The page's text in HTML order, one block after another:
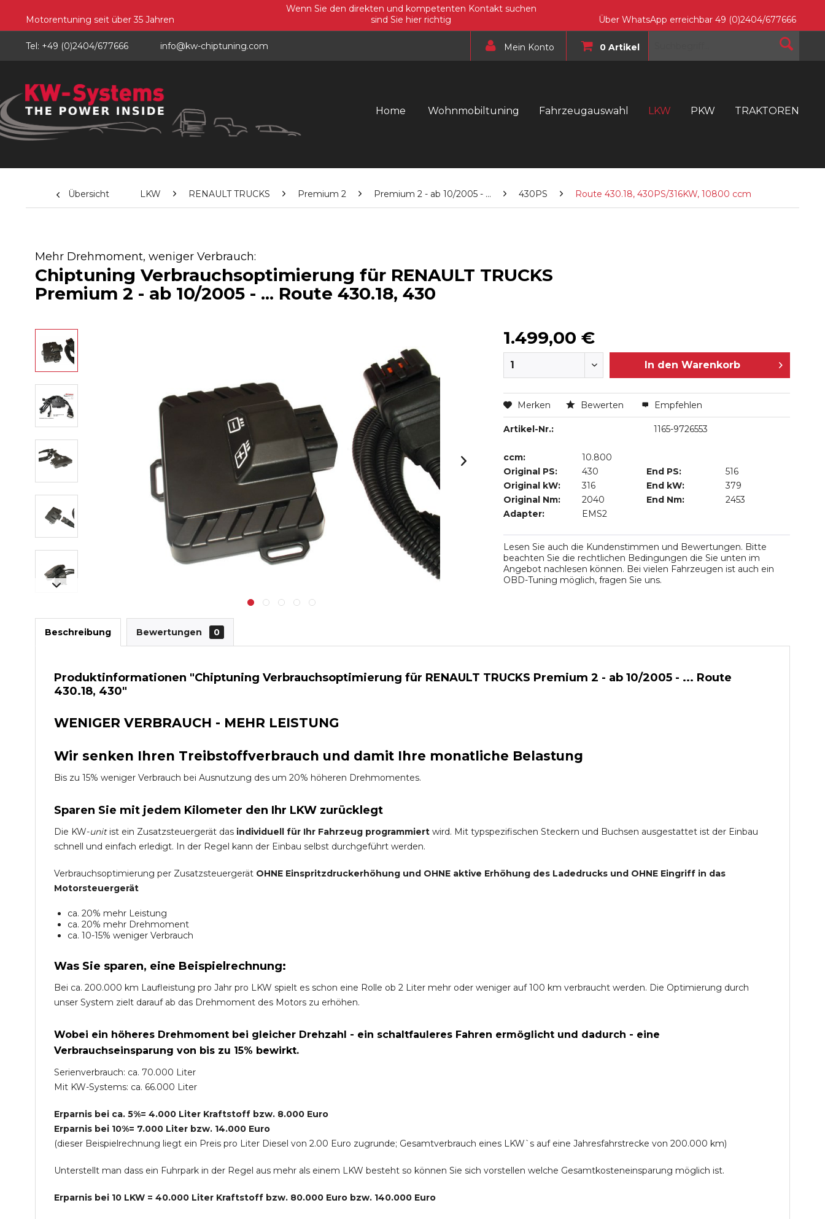
Motorentuning seit über 35 Jahren
Wenn Sie den direkten und kompetenten Kontakt suchen
sind Sie hier richtig
Über WhatsApp erreichbar 49 (0)2404/677666
Tel: +49 (0)2404/677666 info@kw-chiptuning.com Mein Konto 0 Artikel
Home Wohnmobiltuning Fahrzeugauswahl LKW PKW TRAKTOREN
Übersicht LKW RENAULT TRUCKS Premium 2 Premium 2 - ab 10/2005 - ... 430PS Route 430.18, 430PS/316KW, 10800 ccm
Mehr Drehmoment, weniger Verbrauch:
Chiptuning Verbrauchsoptimierung für RENAULT TRUCKS
Premium 2 - ab 10/2005 - ... Route 430.18, 430
1.499,00 €
In den Warenkorb
Merken Bewerten Empfehlen
Artikel-Nr.: 1165-9726553
ccm:
10.800
Original PS:
430 End PS:
516
Original kW:
316 End kW:
379
Original Nm:
2040 End Nm:
2453
Adapter:
EMS2
Lesen Sie auch die Kundenstimmen und Bewertungen. Bitte
beachten Sie die rechtlichen Bedingungen die Sie unten im
Angebot nachlesen können. Bei vielen Fahrzeugen ist auch ein
OBD-Tuning möglich, fragen Sie uns.
Beschreibung Bewertungen 0
Produktinformationen "Chiptuning Verbrauchsoptimierung für RENAULT TRUCKS Premium 2 - ab 10/2005 - ... Route
430.18, 430"
WENIGER VERBRAUCH - MEHR LEISTUNG
Wir senken Ihren Treibstoffverbrauch und damit Ihre monatliche Belastung
Bis zu 15% weniger Verbrauch bei Ausnutzung des um 20% höheren Drehmomentes.
Sparen Sie mit jedem Kilometer den Ihr LKW zurücklegt
Die KW-unitist ein Zusatzsteuergerät das individuell für Ihr Fahrzeug programmiert wird. Mit typspezifischen Steckern und Buchsen ausgestattet ist der Einbau
schnell und einfach erledigt. In der Regel kann der Einbau selbst durchgeführt werden.
Verbrauchsoptimierung per Zusatzsteuergerät OHNE Einspritzdruckerhöhung und OHNE aktive Erhöhung des Ladedrucks und OHNE Eingriff in das
Motorsteuergerät
ca. 20% mehr Leistung
ca. 20% mehr Drehmoment
ca. 10-15% weniger Verbrauch
Was Sie sparen, eine Beispielrechnung:
Bei ca. 200.000 km Laufleistung pro Jahr pro LKW spielt es schon eine Rolle ob 2 Liter mehr oder weniger auf 100 km verbraucht werden. Die Optimierung durch
unser System zielt darauf ab das Drehmoment des Motors zu erhöhen.
Wobei ein höheres Drehmoment bei gleicher Drehzahl - ein schaltfauleres Fahren ermöglicht und dadurch - eine
Verbrauchseinsparung von bis zu 15% bewirkt.
Serienverbrauch: ca. 70.000 Liter
Mit KW-Systems: ca. 66.000 Liter
Erparnis bei ca. 5%= 4.000 Liter Kraftstoff bzw. 8.000 Euro
Erparnis bei 10%= 7.000 Liter bzw. 14.000 Euro
(dieser Beispielrechnung liegt ein Preis pro Liter Diesel von 2.00 Euro zugrunde; Gesamtverbrauch eines LKW`s auf eine Jahresfahrstrecke von 200.000 km)
Unterstellt man dass ein Fuhrpark in der Regel aus mehr als einem LKW besteht so können Sie sich vorstellen welche Gesamtkosteneinsparung möglich ist.
Erparnis bei 10 LKW = 40.000 Liter Kraftstoff bzw. 80.000 Euro bzw. 140.000 Euro